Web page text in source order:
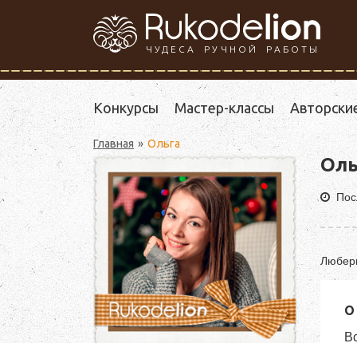
ЧУДЕСА РУЧНОЙ РАБОТЫ
Конкурсы Мастер-классы
Главная Ольга
О